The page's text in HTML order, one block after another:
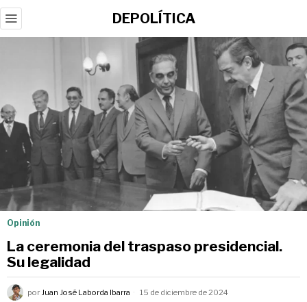
DEPOLÍTICA
Opinión
La ceremonia del traspaso presidencial.
Su legalidad
por Juan José Laborda Ibarra 15 de diciembre de 2024